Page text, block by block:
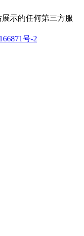
示的任何第三方服
号-2